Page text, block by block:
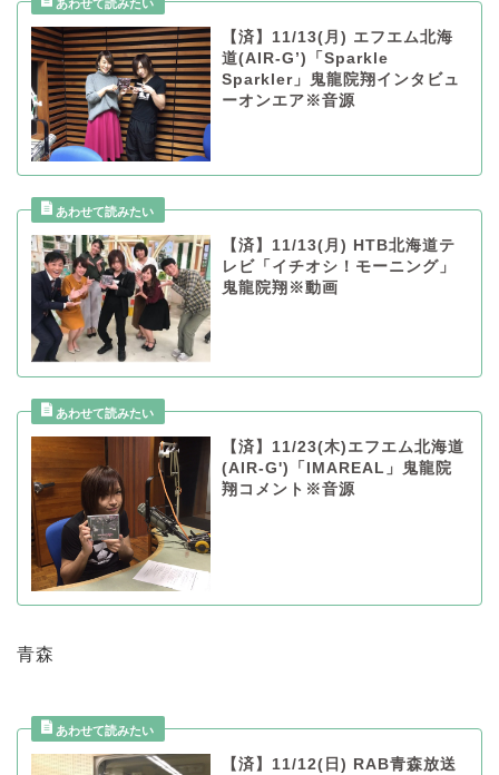
【済】11/13(月) エフエム北海
道(AIR-G’)「Sparkle
Sparkler」鬼龍院翔インタビュ
ーオンエア※音源
【済】11/13(月) HTB北海道テ
レビ「イチオシ！モーニング」
鬼龍院翔※動画
【済】11/23(木)エフエム北海道
(AIR-G')「IMAREAL」鬼龍院
翔コメント※音源
青森
【済】11/12(日) RAB青森放送